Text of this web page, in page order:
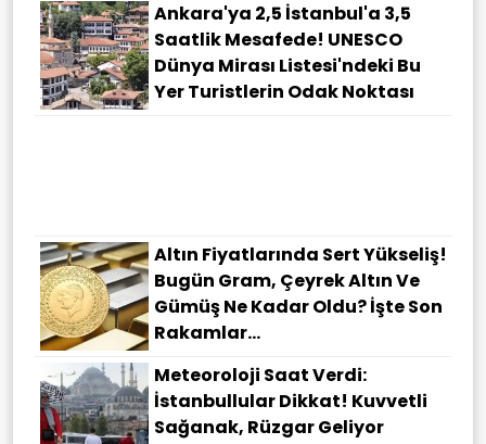
Ankara'ya 2,5 İstanbul'a 3,5
Saatlik Mesafede! UNESCO
Dünya Mirası Listesi'ndeki Bu
Yer Turistlerin Odak Noktası
Altın Fiyatlarında Sert Yükseliş!
Bugün Gram, Çeyrek Altın Ve
Gümüş Ne Kadar Oldu? İşte Son
Rakamlar...
Meteoroloji Saat Verdi:
İstanbullular Dikkat! Kuvvetli
Sağanak, Rüzgar Geliyor